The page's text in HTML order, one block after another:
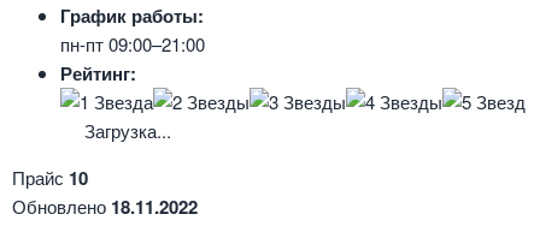
График работы:
пн-пт 09:00–21:00
Рейтинг:
Загрузка...
Прайс 10
Обновлено 18.11.2022